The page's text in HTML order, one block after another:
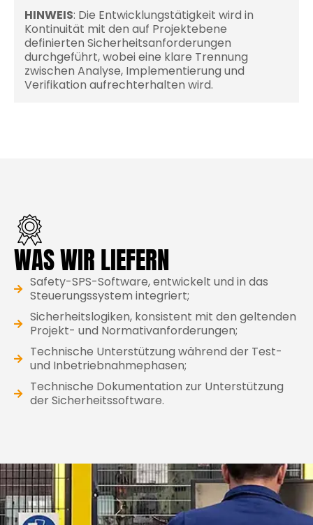
HINWEIS: Die Entwicklungstätigkeit wird in
Kontinuität mit den auf Projektebene
definierten Sicherheitsanforderungen
durchgeführt, wobei eine klare Trennung
zwischen Analyse, Implementierung und
Verifikation aufrechterhalten wird.
WAS WIR LIEFERN
Safety-SPS-Software, entwickelt und in das
Steuerungssystem integriert;
Sicherheitslogiken, konsistent mit den geltenden
Projekt- und Normativanforderungen;
Technische Unterstützung während der Test-
und Inbetriebnahmephasen;
Technische Dokumentation zur Unterstützung
der Sicherheitssoftware.